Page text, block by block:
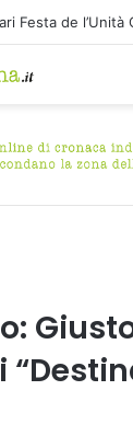
Festa de l’Unità